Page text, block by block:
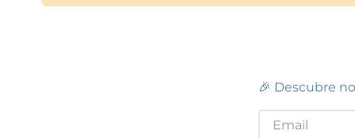
IGUALADA - LES COMES
Ver
🎉 Descubre